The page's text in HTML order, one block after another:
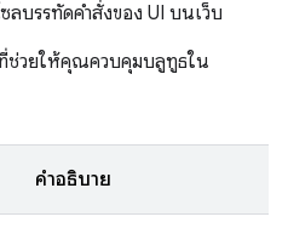
ลบรรทัดคำสั่งของ UI บนเว็บ
ช่วยให้คุณควบคุมบลูทูธใน
คำอธิบาย